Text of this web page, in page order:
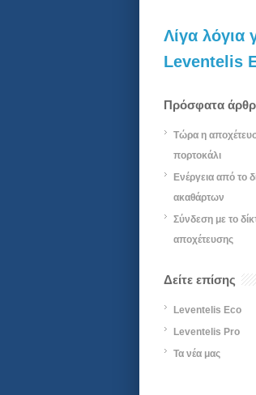
Λίγα λόγια
Leventelis
Πρόσφατα
Τώρα η
πορτοκάλι
Ενέργεια από το
ακαθάρτων
Σύνδεση με το
αποχέτευσης
Δείτε επίσης
Leventelis Eco
Leventelis Pro
Τα νέα μας